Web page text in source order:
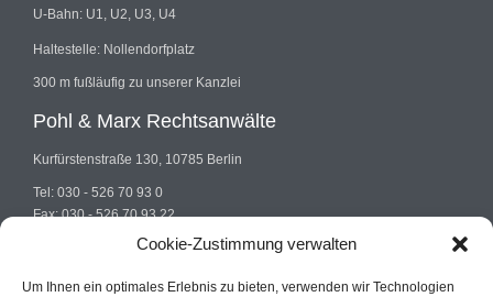
Cookie-Zustimmung verwalten
Um Ihnen ein optimales Erlebnis zu bieten, verwenden wir Technologien
U-Bahn: U1, U2, U3, U4
Haltestelle: Nollendorfplatz
300 m fußläufig zu unserer Kanzlei
Pohl & Marx Rechtsanwälte
Kurfürstenstraße 130, 10785 Berlin
Tel: 030 - 526 70 93 0
Fax: 030 - 526 70 93 22
E-mail: info@pohlundmarx.de